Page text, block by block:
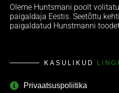
Oleme Huntsmani poolt
paigaldaja Eestis. Seetõttu
paigaldatud Hunstmanni
KASULIKUD
Privaatsuspoliitika